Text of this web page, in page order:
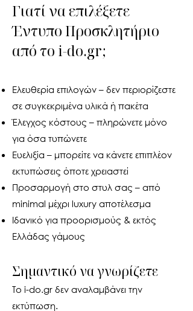
Γιατί να επιλέξετε
Έντυπο Προσκλητήριο
από το i-do.gr;
Ελευθερία επιλογών – δεν περιορίζεστε
σε συγκεκριμένα υλικά ή πακέτα
Έλεγχος κόστους – πληρώνετε μόνο
για όσα τυπώνετε
Ευελιξία – μπορείτε να κάνετε επιπλέον
εκτυπώσεις όποτε χρειαστεί
Προσαρμογή στο στυλ σας – από
minimal μέχρι luxury αποτέλεσμα
Ιδανικό για προορισμούς & εκτός
Ελλάδας γάμους
Σημαντικό να γνωρίζετε
Το i-do.gr δεν αναλαμβάνει την
εκτύπωση.